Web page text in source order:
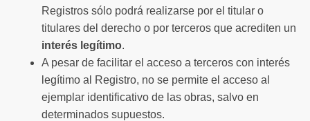
Registros sólo podrá realizarse por el titular o
titulares del derecho o por terceros que acrediten un
interés legítimo.
A pesar de facilitar el acceso a terceros con interés
legítimo al Registro, no se permite el acceso al
ejemplar identificativo de las obras, salvo en
determinados supuestos.